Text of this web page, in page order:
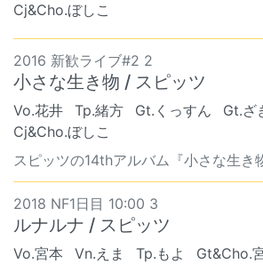
Cj&Cho.ぼしこ
2016 新歓ライブ#2 2
小さな生き物 / スピッツ
Vo.花井 Tp.緒方 Gt.くっすん Gt.ざ
Cj&Cho.ぼしこ
スピッツの14thアルバム『小さな生き
2018 NF1日目 10:00 3
ルナルナ / スピッツ
Vo.宮本 Vn.えま Tp.もよ Gt&Cho.